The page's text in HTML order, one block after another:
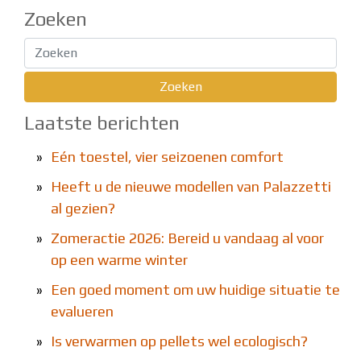
aan
huis
Onderhoud
Interventie
Zoeken
Laatste berichten
»
Eén toestel, vier seizoenen comfort
»
Heeft u de nieuwe modellen van Palazzetti
al gezien?
» Zomeractie 2026: Bereid u vandaag al voor
op een warme winter
»
Een goed moment om uw huidige situatie te
evalueren
»
Is verwarmen op pellets wel ecologisch?